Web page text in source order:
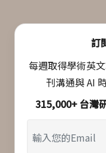
訂
每週取得學術英
刊溝通與 AI
315,000+ 台灣